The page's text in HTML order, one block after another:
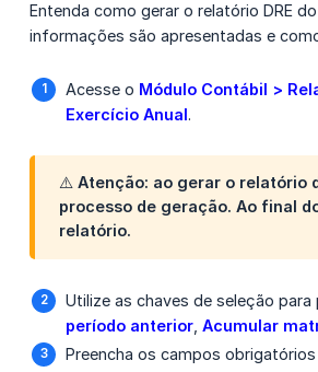
Entenda como gerar o relatório DRE
informações são apresentadas e
Acesse o Módulo Contábil >
Exercício Anual.
⚠️ Atenção: ao gerar o relatório
processo de geração. Ao final
relatório.
Utilize as chaves de seleção
período anterior Acumular
Preencha os campos